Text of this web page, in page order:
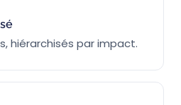
hiérarchisés par impact.